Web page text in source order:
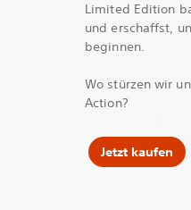
Limited Edition
und erschaffst,
beginnen.
Wo stürzen wir
Action?
Jetzt kaufen